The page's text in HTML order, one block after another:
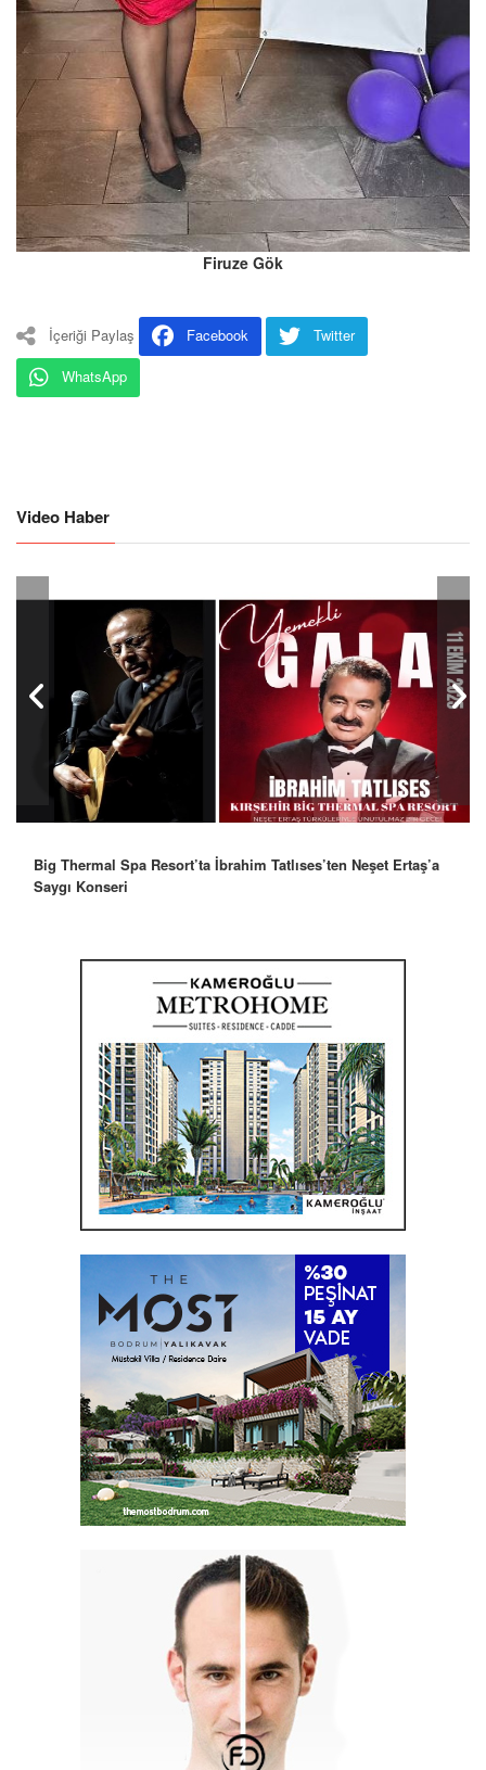
Firuze Gök
İçeriği Paylaş Facebook
Twitter
WhatsApp
Video Haber
Big Thermal Spa Resort’ta İbrahim Tatlıses’ten Neşet Ertaş’a
Saygı Konseri
Robbie Williams’tan İstanbul’a Mesaj: “Unutulmaz Bir Gece
Olacak”